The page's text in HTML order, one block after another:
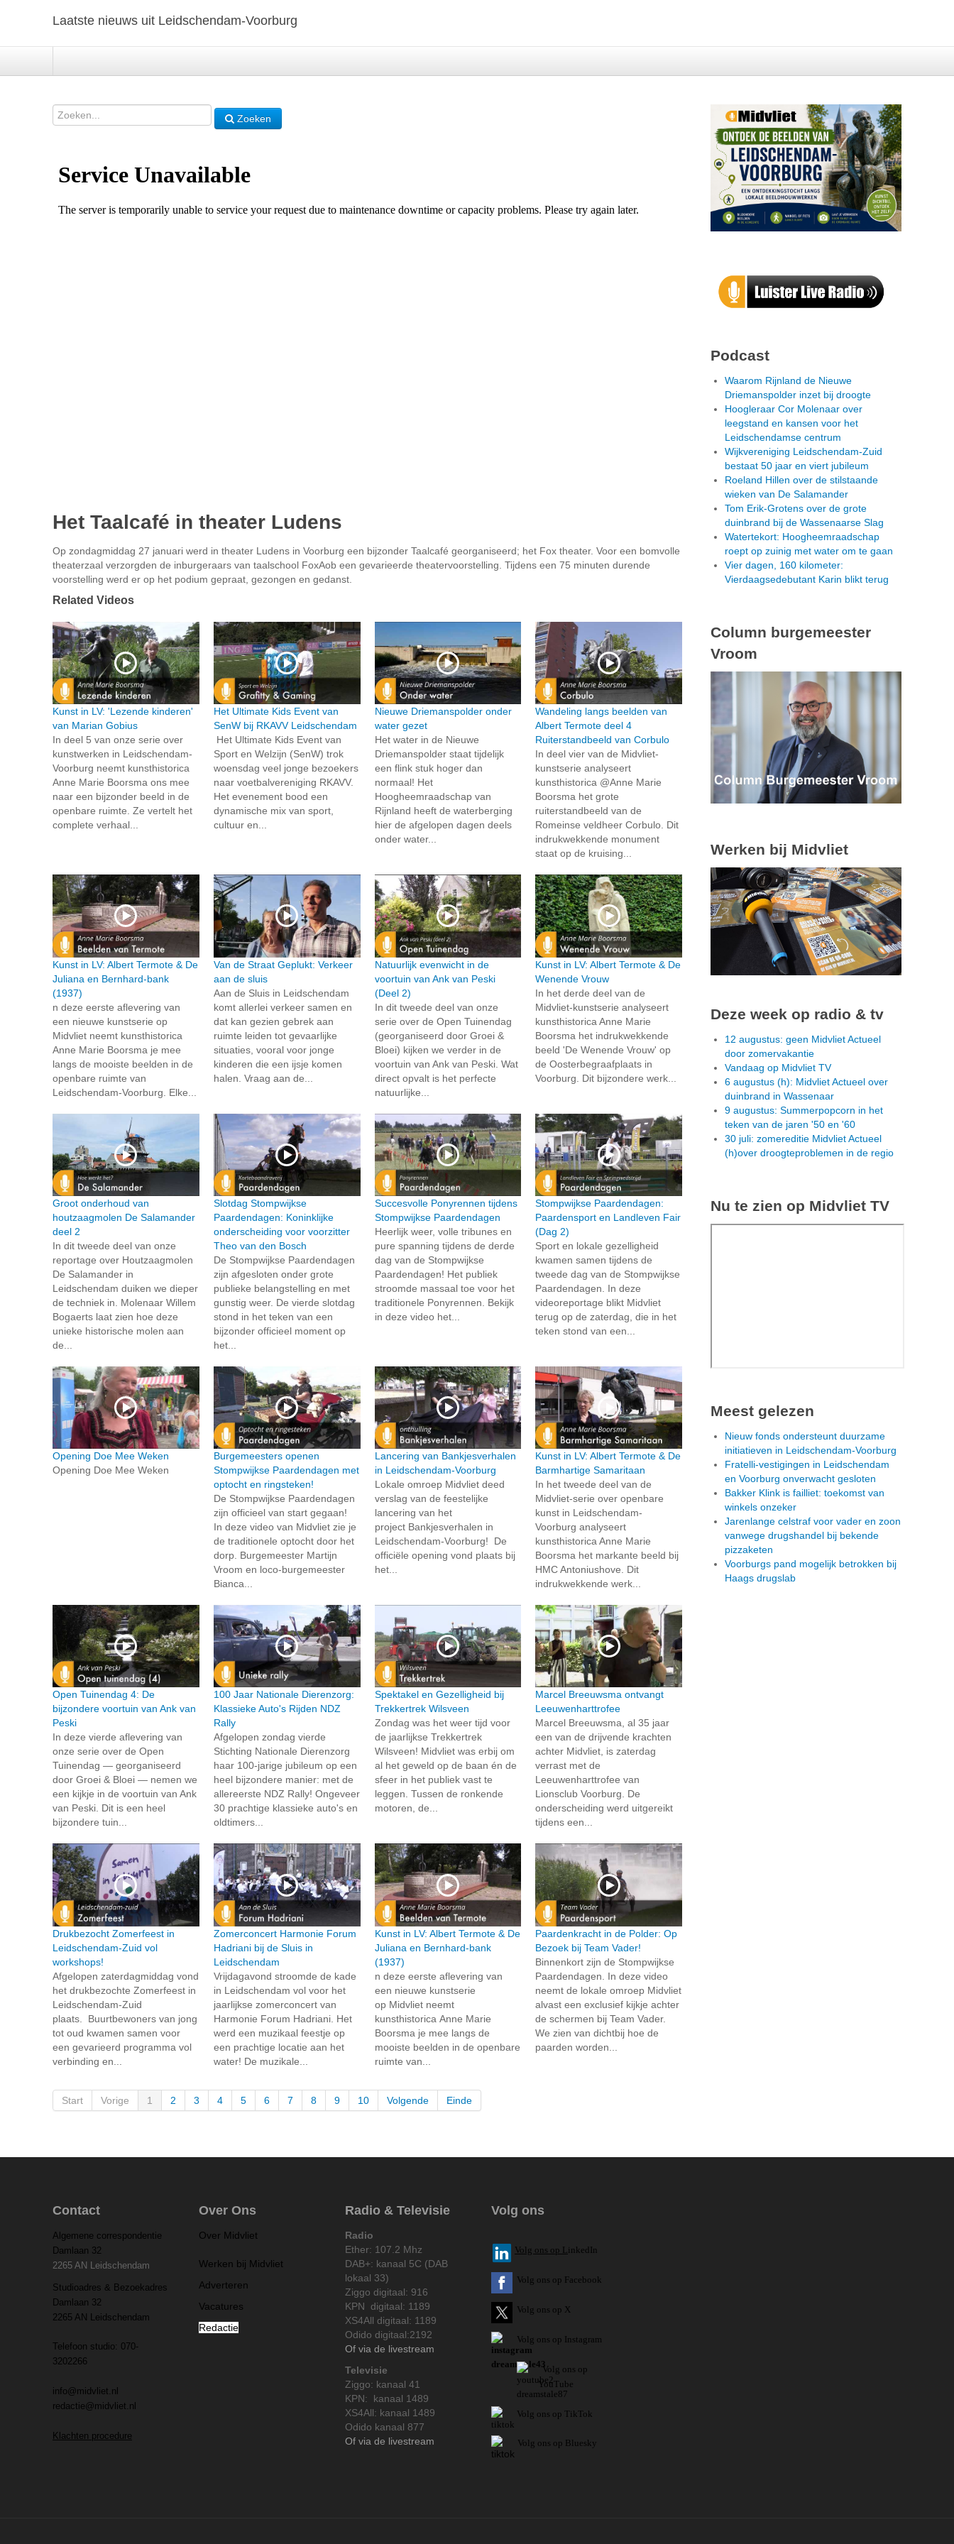
Laatste nieuws uit Leidschendam-Voorburg
Zoeken
Het Taalcafé in theater Ludens
Op zondagmiddag 27 januari werd in theater Ludens in Voorburg een bijzonder Taalcafé georganiseerd; het Fox theater. Voor een bomvolle
theaterzaal verzorgden de inburgeraars van taalschool FoxAob een gevarieerde theatervoorstelling. Tijdens een 75 minuten durende
voorstelling werd er op het podium gepraat, gezongen en gedanst.
Related Videos
Kunst in LV: 'Lezende kinderen'
van Marian Gobius
In deel 5 van onze serie over
kunstwerken in Leidschendam-
Voorburg neemt kunsthistorica
Anne Marie Boorsma ons mee
naar een bijzonder beeld in de
openbare ruimte. Ze vertelt het
complete verhaal...
Het Ultimate Kids Event van
SenW bij RKAVV Leidschendam
Het Ultimate Kids Event van
Sport en Welzijn (SenW) trok
woensdag veel jonge bezoekers
naar voetbalvereniging RKAVV.
Het evenement bood een
dynamische mix van sport,
cultuur en...
Nieuwe Driemanspolder onder
water gezet
Het water in de Nieuwe
Driemanspolder staat tijdelijk
een flink stuk hoger dan
normaal! Het
Hoogheemraadschap van
Rijnland heeft de waterberging
hier de afgelopen dagen deels
onder water...
Wandeling langs beelden van
Albert Termote deel 4
Ruiterstandbeeld van Corbulo
In deel vier van de Midvliet-
kunstserie analyseert
kunsthistorica @Anne Marie
Boorsma het grote
ruiterstandbeeld van de
Romeinse veldheer Corbulo. Dit
indrukwekkende monument
staat op de kruising...
Kunst in LV: Albert Termote & De
Juliana en Bernhard-bank
(1937)
n deze eerste aflevering van
een nieuwe kunstserie op
Midvliet neemt kunsthistorica
Anne Marie Boorsma je mee
langs de mooiste beelden in de
openbare ruimte van
Leidschendam-Voorburg. Elke...
Van de Straat Geplukt: Verkeer
aan de sluis
Aan de Sluis in Leidschendam
komt allerlei verkeer samen en
dat kan gezien gebrek aan
ruimte leiden tot gevaarlijke
situaties, vooral voor jonge
kinderen die een ijsje komen
halen. Vraag aan de...
Natuurlijk evenwicht in de
voortuin van Ank van Peski
(Deel 2)
In dit tweede deel van onze
serie over de Open Tuinendag
(georganiseerd door Groei &
Bloei) kijken we verder in de
voortuin van Ank van Peski. Wat
direct opvalt is het perfecte
natuurlijke...
Kunst in LV: Albert Termote & De
Wenende Vrouw
In het derde deel van de
Midvliet-kunstserie analyseert
kunsthistorica Anne Marie
Boorsma het indrukwekkende
beeld 'De Wenende Vrouw' op
de Oosterbegraafplaats in
Voorburg. Dit bijzondere werk...
Groot onderhoud van
houtzaagmolen De Salamander
deel 2
In dit tweede deel van onze
reportage over Houtzaagmolen
De Salamander in
Leidschendam duiken we dieper
de techniek in. Molenaar Willem
Bogaerts laat zien hoe deze
unieke historische molen aan
de...
Slotdag Stompwijkse
Paardendagen: Koninklijke
onderscheiding voor voorzitter
Theo van den Bosch
De Stompwijkse Paardendagen
zijn afgesloten onder grote
publieke belangstelling en met
gunstig weer. De vierde slotdag
stond in het teken van een
bijzonder officieel moment op
het...
Succesvolle Ponyrennen tijdens
Stompwijkse Paardendagen
Heerlijk weer, volle tribunes en
pure spanning tijdens de derde
dag van de Stompwijkse
Paardendagen! Het publiek
stroomde massaal toe voor het
traditionele Ponyrennen. Bekijk
in deze video het...
Stompwijkse Paardendagen:
Paardensport en Landleven Fair
(Dag 2)
Sport en lokale gezelligheid
kwamen samen tijdens de
tweede dag van de Stompwijkse
Paardendagen. In deze
videoreportage blikt Midvliet
terug op de zaterdag, die in het
teken stond van een...
Opening Doe Mee Weken
Opening Doe Mee Weken
Burgemeesters openen
Stompwijkse Paardendagen met
optocht en ringsteken!
De Stompwijkse Paardendagen
zijn officieel van start gegaan!
In deze video van Midvliet zie je
de traditionele optocht door het
dorp. Burgemeester Martijn
Vroom en loco-burgemeester
Bianca...
Lancering van Bankjesverhalen
in Leidschendam-Voorburg
Lokale omroep Midvliet deed
verslag van de feestelijke
lancering van het
project Bankjesverhalen in
Leidschendam-Voorburg! De
officiële opening vond plaats bij
het...
Kunst in LV: Albert Termote & De
Barmhartige Samaritaan
In het tweede deel van de
Midvliet-serie over openbare
kunst in Leidschendam-
Voorburg analyseert
kunsthistorica Anne Marie
Boorsma het markante beeld bij
HMC Antoniushove. Dit
indrukwekkende werk...
Open Tuinendag 4: De
bijzondere voortuin van Ank van
Peski
In deze vierde aflevering van
onze serie over de Open
Tuinendag — georganiseerd
door Groei & Bloei — nemen we
een kijkje in de voortuin van Ank
van Peski. Dit is een heel
bijzondere tuin...
100 Jaar Nationale Dierenzorg:
Klassieke Auto's Rijden NDZ
Rally
Afgelopen zondag vierde
Stichting Nationale Dierenzorg
haar 100-jarige jubileum op een
heel bijzondere manier: met de
allereerste NDZ Rally! Ongeveer
30 prachtige klassieke auto's en
oldtimers...
Spektakel en Gezelligheid bij
Trekkertrek Wilsveen
Zondag was het weer tijd voor
de jaarlijkse Trekkertrek
Wilsveen! Midvliet was erbij om
al het geweld op de baan én de
sfeer in het publiek vast te
leggen. Tussen de ronkende
motoren, de...
Marcel Breeuwsma ontvangt
Leeuwenharttrofee
Marcel Breeuwsma, al 35 jaar
een van de drijvende krachten
achter Midvliet, is zaterdag
verrast met de
Leeuwenharttrofee van
Lionsclub Voorburg. De
onderscheiding werd uitgereikt
tijdens een...
Drukbezocht Zomerfeest in
Leidschendam-Zuid vol
workshops!
Afgelopen zaterdagmiddag vond
het drukbezochte Zomerfeest in
Leidschendam-Zuid
plaats. Buurtbewoners van jong
tot oud kwamen samen voor
een gevarieerd programma vol
verbinding en...
Zomerconcert Harmonie Forum
Hadriani bij de Sluis in
Leidschendam
Vrijdagavond stroomde de kade
in Leidschendam vol voor het
jaarlijkse zomerconcert van
Harmonie Forum Hadriani. Het
werd een muzikaal feestje op
een prachtige locatie aan het
water! De muzikale...
Kunst in LV: Albert Termote & De
Juliana en Bernhard-bank
(1937)
n deze eerste aflevering van
een nieuwe kunstserie
op Midvliet neemt
kunsthistorica Anne Marie
Boorsma je mee langs de
mooiste beelden in de openbare
ruimte van...
Paardenkracht in de Polder: Op
Bezoek bij Team Vader!
Binnenkort zijn de Stompwijkse
Paardendagen. In deze video
neemt de lokale omroep Midvliet
alvast een exclusief kijkje achter
de schermen bij Team Vader.
We zien van dichtbij hoe de
paarden worden...
Start Vorige 1 2 3 4 5 6 7 8 9 10 Volgende Einde
Podcast
Waarom Rijnland de Nieuwe
Driemanspolder inzet bij droogte
Hoogleraar Cor Molenaar over
leegstand en kansen voor het
Leidschendamse centrum
Wijkvereniging Leidschendam-Zuid
bestaat 50 jaar en viert jubileum
Roeland Hillen over de stilstaande
wieken van De Salamander
Tom Erik-Grotens over de grote
duinbrand bij de Wassenaarse Slag
Watertekort: Hoogheemraadschap
roept op zuinig met water om te gaan
Vier dagen, 160 kilometer:
Vierdaagsedebutant Karin blikt terug
Column burgemeester
Vroom
Werken bij Midvliet
Deze week op radio & tv
12 augustus: geen Midvliet Actueel
door zomervakantie
Vandaag op Midvliet TV
6 augustus (h): Midvliet Actueel over
duinbrand in Wassenaar
9 augustus: Summerpopcorn in het
teken van de jaren '50 en '60
30 juli: zomereditie Midvliet Actueel
(h)over droogteproblemen in de regio
Nu te zien op Midvliet TV
Meest gelezen
Nieuw fonds ondersteunt duurzame
initiatieven in Leidschendam-Voorburg
Fratelli-vestigingen in Leidschendam
en Voorburg onverwacht gesloten
Bakker Klink is failliet: toekomst van
winkels onzeker
Jarenlange celstraf voor vader en zoon
vanwege drugshandel bij bekende
pizzaketen
Voorburgs pand mogelijk betrokken bij
Haags drugslab
Contact
Algemene correspondentie
Damlaan 32
2265 AN Leidschendam
Studioadres & Bezoekadres
Damlaan 32
2265 AN Leidschendam
Telefoon studio: 070-
3202266
info@midvliet.nl
redactie@midvliet.nl
Klachten procedure
Over Ons
Over Midvliet
Werken bij Midvliet
Adverteren
Vacatures
Redactie
Radio & Televisie
Radio
Ether: 107.2 Mhz
DAB+: kanaal 5C (DAB
lokaal 33)
Ziggo digitaal: 916
KPN digitaal: 1189
XS4All digitaal: 1189
Odido digitaal:2192
Of via de livestream
Televisie
Ziggo: kanaal 41
KPN: kanaal 1489
XS4All: kanaal 1489
Odido kanaal 877
Of via de livestream
Volg ons
Volg ons op L inkedIn
Volg ons op Facebook
Volg ons op X
Volg ons op Instagram
Volg ons op
YouTube
Volg ons op TikTok
Volg ons op Bluesky